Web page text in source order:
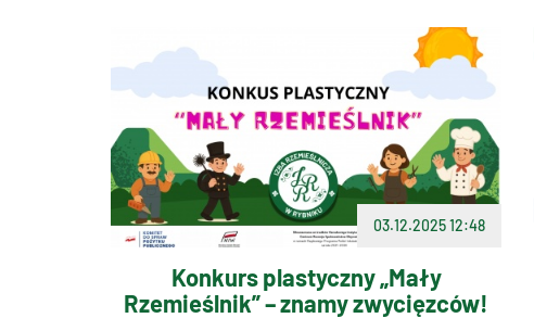
03.12.2025 12:48
Konkurs plastyczny „Mały
Rzemieślnik” – znamy zwycięzców!